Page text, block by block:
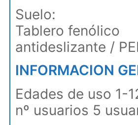
Suelo:
Tablero fenólico
antideslizante /
INFORMACION
Edades de uso 1-
nº usuarios 5